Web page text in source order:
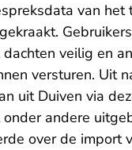
van het
gekraakt.
veilig en
versturen. Uit
uit Duiven via
andere
over de import